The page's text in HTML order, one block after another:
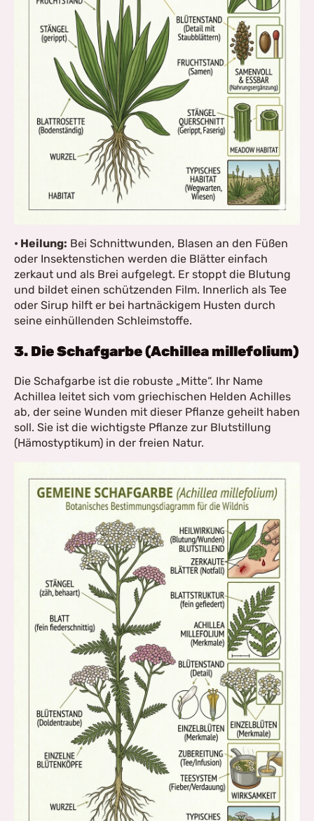
• Heilung: Bei Schnittwunden, Blasen an den Füßen
oder Insektenstichen werden die Blätter einfach
zerkaut und als Brei aufgelegt. Er stoppt die Blutung
und bildet einen schützenden Film. Innerlich als Tee
oder Sirup hilft er bei hartnäckigem Husten durch
seine einhüllenden Schleimstoffe.
3. Die Schafgarbe (Achillea millefolium)
Die Schafgarbe ist die robuste „Mitte“. Ihr Name
Achillea leitet sich vom griechischen Helden Achilles
ab, der seine Wunden mit dieser Pflanze geheilt haben
soll. Sie ist die wichtigste Pflanze zur Blutstillung
(Hämostyptikum) in der freien Natur.